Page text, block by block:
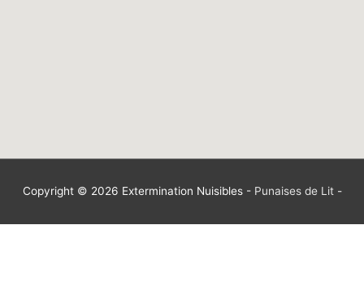
Copyright © 2026 Extermination Nuisibles- Punaises de Lit-